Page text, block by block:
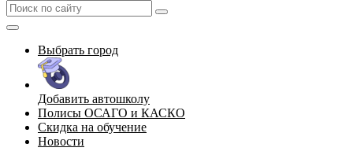
Выбрать город
Добавить автошколу
Полисы ОСАГО и КАСКО
Скидка на обучение
Новости